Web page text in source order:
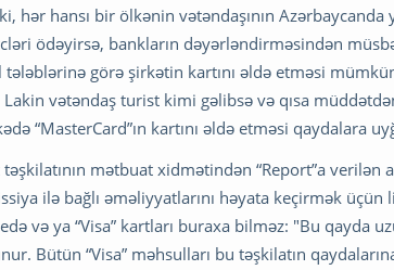
hər hansı bir ölkənin vətəndaşının
ödəyirsə, bankların dəyərləndirməsindən
tələblərinə görə şirkətin kartını əldə etməsi
vətəndaş turist kimi gəlibsə və qısa
“MasterCard”ın kartını əldə etməsi qaydalara
mətbuat xidmətindən “Report”a verilən
ilə bağlı əməliyyatlarını həyata keçirmək üçün
və ya “Visa” kartları buraxa bilməz: "Bu qayda
Bütün “Visa” məhsulları bu təşkilatın